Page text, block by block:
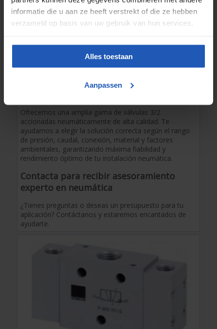
informatie die u aan ze heeft verstrekt of die ze hebben
verzameld op basis van uw gebruik van hun services.
Alles toestaan
Aanpassen
Automatización de producción y montaje
Aplicaciones de transporte y manipulación
Pinzas y mordazas neumáticas
Para quienes buscan fiabilidad y alto rendimiento, las
válvulas 3/2 de alta calidad son la solución perfecta
para optimizar procesos.
Encuentra la válvula 3/2 adecuada para tu
Ofrecemos una amplia gama de válvulas 3/2
accionadas neumáticamente de alta calidad. Te
ayudamos a elegir la solución correcta según el rango
de presión, caudal, conexión, material y factores
ambientales, garantizando máxima fiabilidad y
rendimiento óptimo de tu instalación neumática.
Contacta para recibir asesoramiento
experto en neumática
¿Tienes preguntas o deseas un presupuesto para tu
aplicación? Contáctanos y estaremos encantados de
ayudarte.